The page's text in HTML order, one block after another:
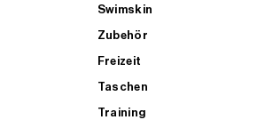
Swimskin
Zubehör
Freizeit
Taschen
Training